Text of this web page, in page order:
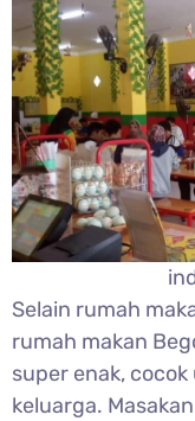
Selain rumah
rumah makan
super enak,
keluarga.